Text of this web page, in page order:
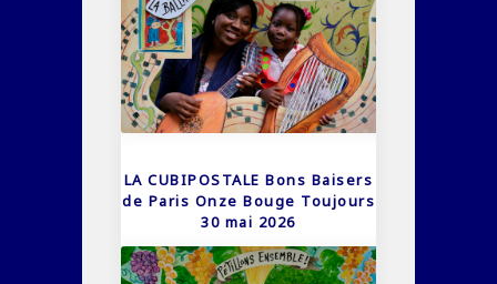
LA CUBIPOSTALE Bons Baisers
de Paris Onze Bouge Toujours
30 mai 2026